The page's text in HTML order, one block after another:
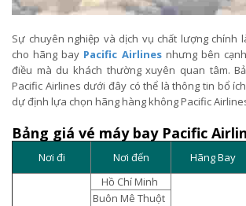
Sự chuyên nghiệp và dịch vụ chất lượng chính
cho hãng bay Pacific Airlinesnhưng bên
điều mà du khách thường xuyên quan tâm.
Pacific Airlines dưới đây có thể là thông tin bổ
dự định lựa chọn hãng hàng không Pacific
Bảng giá vé máy bay Pacific
Nơi đi Nơi đến Hãng Bay
Hồ Chí Minh
Buôn Mê Thuột